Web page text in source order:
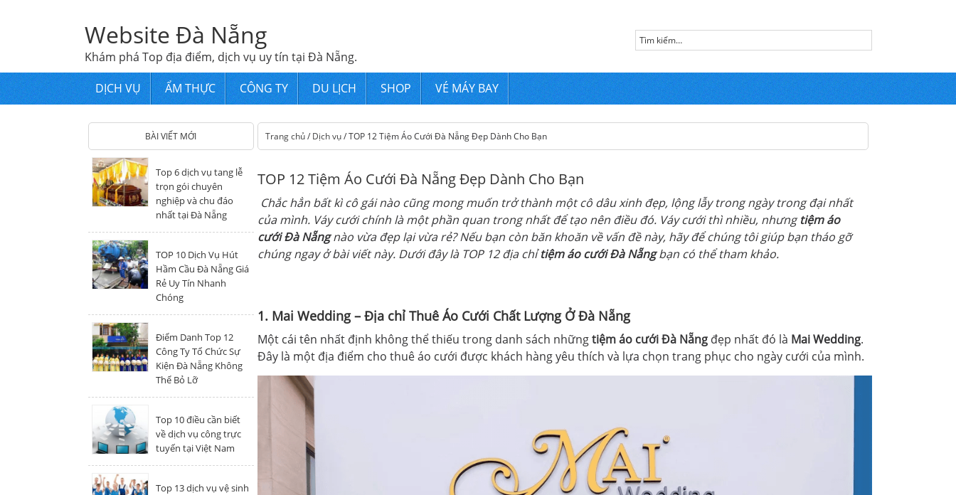
Website Đà Nẵng
Khám phá Top địa điểm, dịch vụ uy tín tại Đà Nẵng.
DỊCH VỤ
ẨM THỰC CÔNG TY DU LỊCH SHOP VÉ MÁY BAY
Trang chủ/ Dịch vụ/ TOP 12 Tiệm Áo Cưới Đà Nẵng Đẹp Dành Cho Bạn
TOP 12 Tiệm Áo Cưới Đà Nẵng Đẹp Dành Cho Bạn
Chắc hẳn bất kì cô gái nào cũng mong muốn trở thành một cô dâu xinh đẹp, lộng lẫy trong ngày trong đại nhất
của mình. Váy cưới chính là một phần quan trong nhất để tạo nên điều đó. Váy cưới thì nhiều, nhưngtiệm áo
cưới Đà Nẵngnào vừa đẹp lại vừa rẻ? Nếu bạn còn băn khoăn về vấn đề này, hãy để chúng tôi giúp bạn tháo gỡ
chúng ngay ở bài viết này. Dưới đây là TOP 12 địa chỉtiệm áo cưới Đà Nẵngbạn có thể tham khảo.
1. Mai Wedding – Địa chỉ Thuê Áo Cưới Chất Lượng Ở Đà Nẵng
Một cái tên nhất định không thể thiếu trong danh sách nhữngtiệm áo cưới Đà Nẵng đẹp nhất đó là Mai Wedding.
Đây là một địa điểm cho thuê áo cưới được khách hàng yêu thích và lựa chọn trang phục cho ngày cưới của mình.
BÀI VIẾT MỚI
Top 6 dịch vụ tang lễ
trọn gói chuyên
nghiệp và chu đáo
nhất tại Đà Nẵng
TOP 10 Dịch Vụ Hút
Hầm Cầu Đà Nẵng Giá
Rẻ Uy Tín Nhanh
Chóng
Điểm Danh Top 12
Công Ty Tổ Chức Sự
Kiện Đà Nẵng Không
Thể Bỏ Lỡ
Top 10 điều cần biết
về dịch vụ công trực
tuyến tại Việt Nam
Top 13 dịch vụ vệ sinh